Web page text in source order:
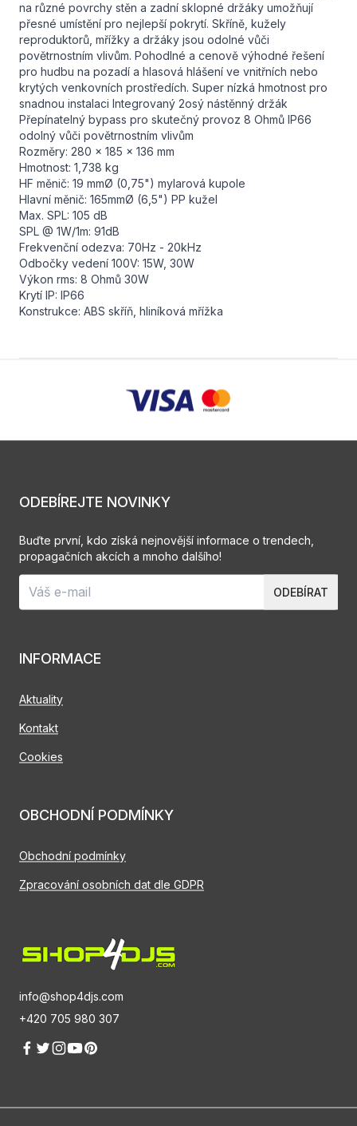
na různé povrchy stěn a zadní sklopné držáky umožňují
přesné umístění pro nejlepší pokrytí. Skříně, kužely
reproduktorů, mřížky a držáky jsou odolné vůči
povětrnostním vlivům. Pohodlné a cenově výhodné řešení
pro hudbu na pozadí a hlasová hlášení ve vnitřních nebo
krytých venkovních prostředích. Super nízká hmotnost pro
snadnou instalaci Integrovaný 2osý nástěnný držák
Přepínatelný bypass pro skutečný provoz 8 Ohmů IP66
odolný vůči povětrnostním vlivům
Rozměry: 280 x 185 x 136 mm
Hmotnost: 1,738 kg
HF měnič: 19 mmØ (0,75") mylarová kupole
Hlavní měnič: 165mmØ (6,5") PP kužel
Max. SPL: 105 dB
SPL @ 1W/1m: 91dB
Frekvenční odezva: 70Hz - 20kHz
Odbočky vedení 100V: 15W, 30W
Výkon rms: 8 Ohmů 30W
Krytí IP: IP66
Konstrukce: ABS skříň, hliníková mřížka
info@shop4djs.com
+420 705 980 307
INFORMACE
Aktuality
Kontakt
Cookies
OBCHODNÍ PODMÍNKY
Obchodní podmínky
Zpracování osobních dat dle GDPR
ODEBÍREJTE NOVINKY
Buďte první, kdo získá nejnovější informace o trendech,
propagačních akcích a mnoho dalšího!
ODEBÍRAT